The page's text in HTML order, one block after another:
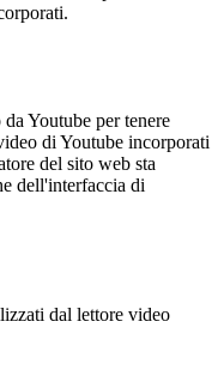
Youtube per tenere
di Youtube incorporati
del sito web sta
dell'interfaccia di
dal lettore video